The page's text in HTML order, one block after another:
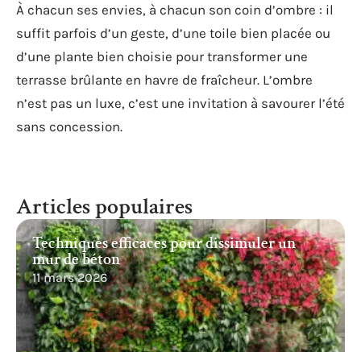
À chacun ses envies, à chacun son coin d’ombre : il
suffit parfois d’un geste, d’une toile bien placée ou
d’une plante bien choisie pour transformer une
terrasse brûlante en havre de fraîcheur. L’ombre
n’est pas un luxe, c’est une invitation à savourer l’été
sans concession.
Articles populaires
Techniques efficaces pour dissimuler un
mur de béton
11 mars 2026